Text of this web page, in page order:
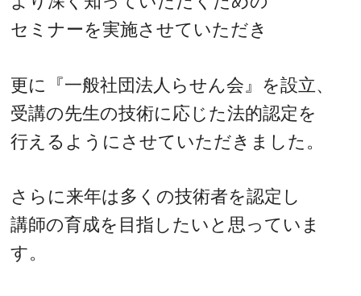
セミナーを実施させていただき
更に『一般社団法人らせん会』を設立、
受講の先生の技術に応じた法的認定を
行えるようにさせていただきました。
さらに来年は多くの技術者を認定し
講師の育成を目指したいと思っていま
す。